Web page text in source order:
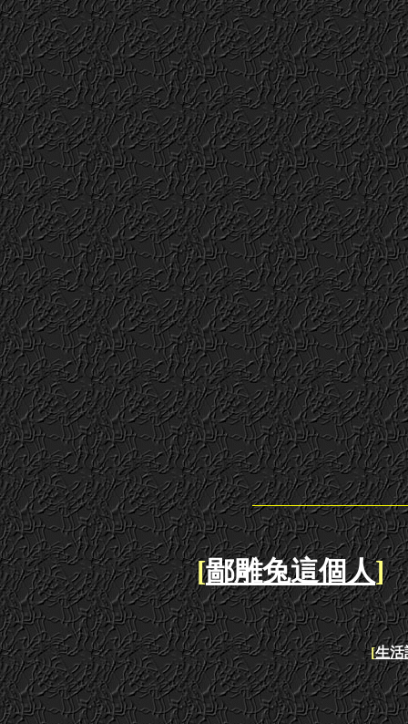
[鄙雕兔這個人]
[生活